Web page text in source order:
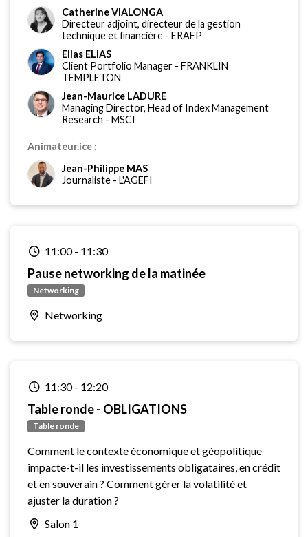
Catherine VIALONGA
Directeur adjoint, directeur de la gestion
technique et financière - ERAFP
Elias ELIAS
Client Portfolio Manager - FRANKLIN
TEMPLETON
Jean-Maurice LADURE
Managing Director, Head of Index Management
Research - MSCI
Animateur.ice :
Jean-Philippe MAS
Journaliste - L'AGEFI
11:00- 11:30
Pause networking de la matinée
Networking
Networking
11:30- 12:20
Table ronde - OBLIGATIONS
Table ronde
Comment le contexte économique et géopolitique
impacte-t-il les investissements obligataires, en crédit
et en souverain ? Comment gérer la volatilité et
ajuster la duration ?
Salon 1